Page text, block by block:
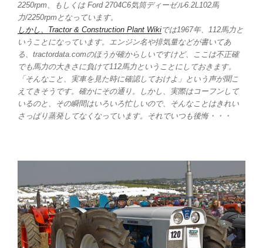
2250rpm、もしくは Ford 2704C6気筒ディーゼル6.2L102馬
力/2250rpmとなっています。
しかし、Tractor & Construction Plant Wikiでは1967年、112馬力と
いうことになっています。エンジン名や排気量などが書いてあ
る、tractordata.comのほうが確からしいですけど、ここは不正確
でも馬力の大きさに負けて112馬力ということにしておきます。
「そんなこと、実車を見た時に確認しておけよ」という声が聞こ
えてきそうです。確かにその通り。しかし、実際はコーフンして
いるのと、その瞬間はいろいろ忙しいので、そんなことはきれい
さっぱり蒸発してなくなっています。それでいつも後悔・・・